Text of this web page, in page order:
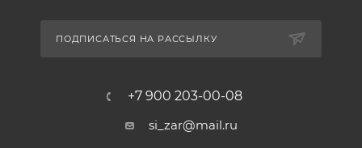
ПОДПИСАТЬСЯ НА РАССЫЛКУ
+7 900 203-00-08
si_zar@mail.ru